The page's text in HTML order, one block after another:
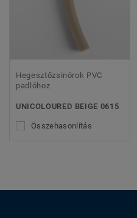
Hegesztőzsinórok PVC
padlóhoz
UNICOLOURED BEIGE 0615
Összehasonlítás